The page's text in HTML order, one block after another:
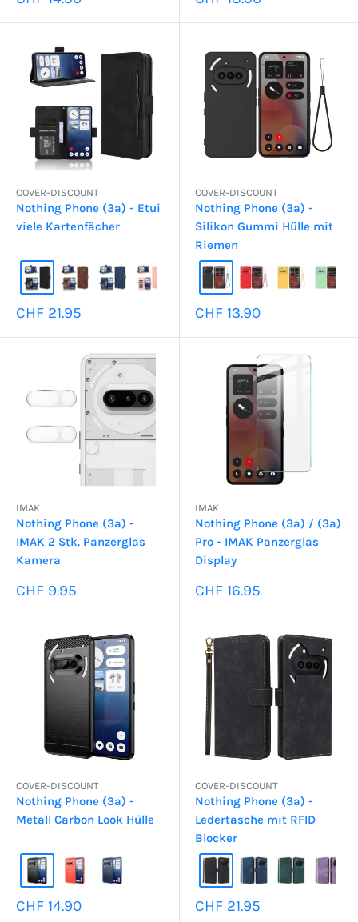
COVER-DISCOUNT
Nothing Phone (3a) - Etui
viele Kartenfächer
Sonderpreis
CHF 21.95
COVER-DISCOUNT
Nothing Phone (3a) -
Silikon Gummi Hülle mit
Riemen
Sonderpreis
CHF 13.90
IMAK
Nothing Phone (3a) -
IMAK 2 Stk. Panzerglas
Kamera
Sonderpreis
CHF 9.95
IMAK
Nothing Phone (3a) / (3a)
Pro - IMAK Panzerglas
Display
Sonderpreis
CHF 16.95
COVER-DISCOUNT
Nothing Phone (3a) -
Metall Carbon Look Hülle
Sonderpreis
CHF 14.90
COVER-DISCOUNT
Nothing Phone (3a) -
Ledertasche mit RFID
Blocker
Sonderpreis
CHF 21.95